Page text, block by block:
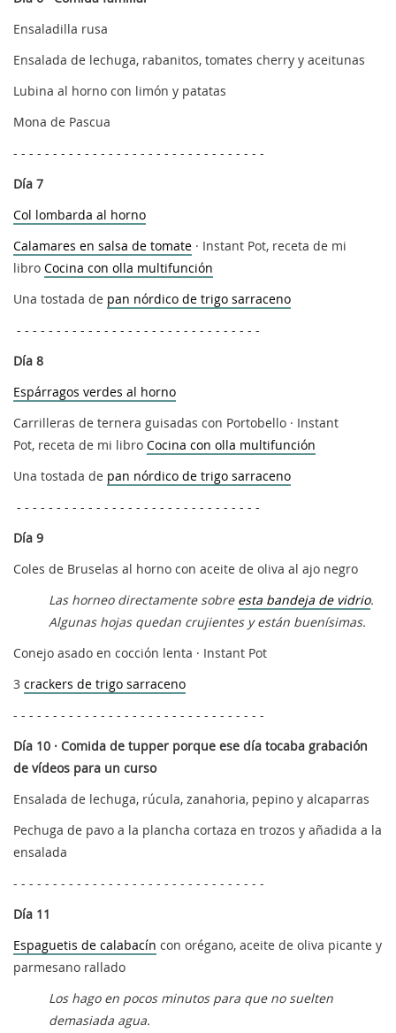
Ensaladilla rusa
Ensalada de lechuga, rabanitos, tomates cherry y aceitunas
Lubina al horno con limón y patatas
Mona de Pascua
- - - - - - - - - - - - - - - - - - - - - - - - - - - - - - - -
Día 7
Col lombarda al horno
Calamares en salsa de tomate · Instant Pot, receta de mi
libro Cocina con olla multifunción
Una tostada de pan nórdico de trigo sarraceno
- - - - - - - - - - - - - - - - - - - - - - - - - - - - - - -
Día 8
Espárragos verdes al horno
Carrilleras de ternera guisadas con Portobello · Instant
Pot, receta de mi libro Cocina con olla multifunción
Una tostada de pan nórdico de trigo sarraceno
- - - - - - - - - - - - - - - - - - - - - - - - - - - - - - -
Día 9
Coles de Bruselas al horno con aceite de oliva al ajo negro
Las horneo directamente sobre esta bandeja de vidrio.
Algunas hojas quedan crujientes y están buenísimas.
Conejo asado en cocción lenta · Instant Pot
3 crackers de trigo sarraceno
- - - - - - - - - - - - - - - - - - - - - - - - - - - - - - - -
Día 10 · Comida de tupper porque ese día tocaba grabación
de vídeos para un curso
Ensalada de lechuga, rúcula, zanahoria, pepino y alcaparras
Pechuga de pavo a la plancha cortaza en trozos y añadida a la
ensalada
- - - - - - - - - - - - - - - - - - - - - - - - - - - - - - - -
Día 11
Espaguetis de calabacín con orégano, aceite de oliva picante y
parmesano rallado
Los hago en pocos minutos para que no suelten
demasiada agua.